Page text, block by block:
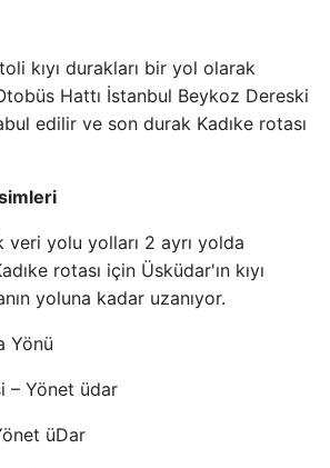
kıyı durakları bir yol olarak
Hattı İstanbul Beykoz Dereski
edilir ve son durak Kadıke rotası
veri yolu yolları 2 ayrı yolda
rotası için Üsküdar'ın kıyı
yoluna kadar uzanıyor.
Yönü
– Yönet üdar
üDar